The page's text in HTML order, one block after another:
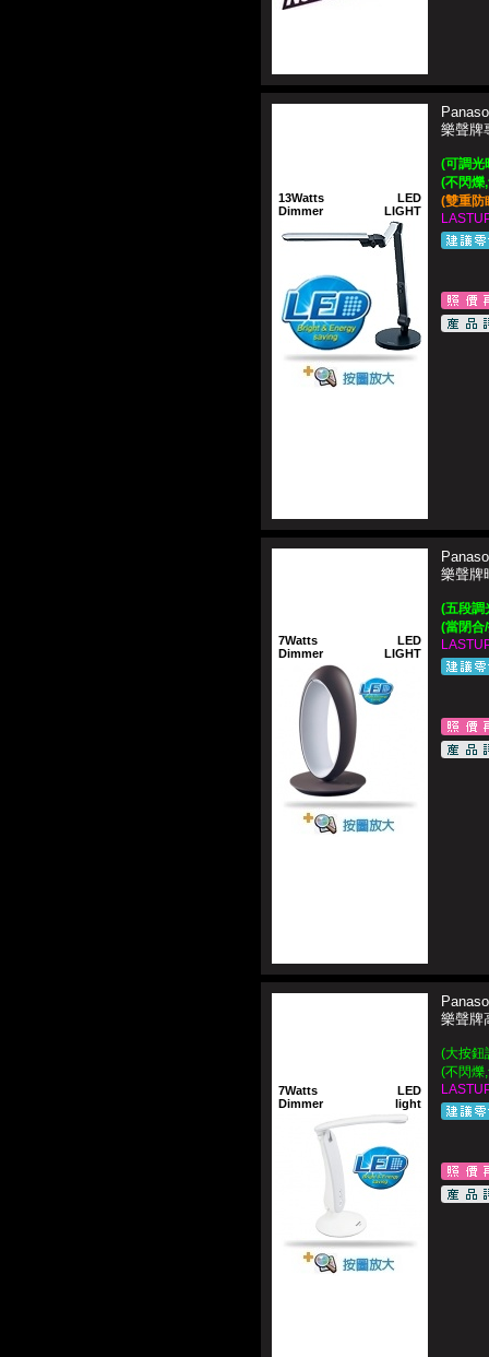
13Watts
Dimmer
LED
LIGHT
樂聲牌
(可調光
(不閃爍
(雙重防
7Watts
Dimmer
LED
LIGHT
樂聲牌
(五段調
(當閉合
7Watts
Dimmer
LED
light
樂聲牌
(大按鈕
(不閃爍